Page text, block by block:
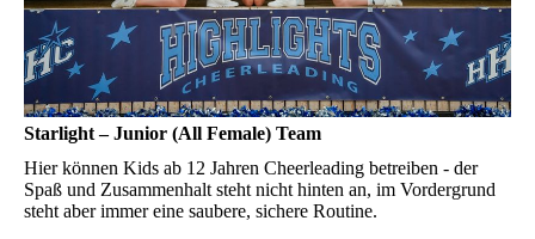
Starlight – Junior (All Female) Team
Hier können Kids ab 12 Jahren Cheerleading betreiben - der
Spaß und Zusammenhalt steht nicht hinten an, im Vordergrund
steht aber immer eine saubere, sichere Routine.